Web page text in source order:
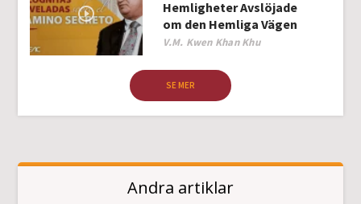
Hemligheter Avslöjade
om den Hemliga Vägen
Author
V.M. Kwen Khan Khu
SE MER
Andra artiklar